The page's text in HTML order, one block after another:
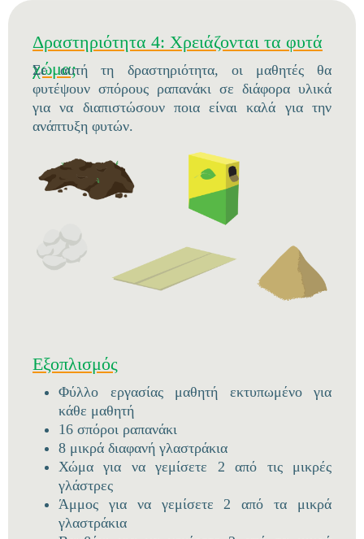
Δραστηριότητα 4: Χρειάζονται τα φυτά
χώμα;
Σε αυτή τη δραστηριότητα, οι μαθητές θα
φυτέψουν σπόρους ραπανάκι σε διάφορα υλικά
για να διαπιστώσουν ποια είναι καλά για την
ανάπτυξη φυτών.
Εξοπλισμός
Φύλλο εργασίας μαθητή εκτυπωμένο για
κάθε μαθητή
16 σπόροι ραπανάκι
8 μικρά διαφανή γλαστράκια
Χώμα για να γεμίσετε 2 από τις μικρές
γλάστρες
Άμμος για να γεμίσετε 2 από τα μικρά
γλαστράκια